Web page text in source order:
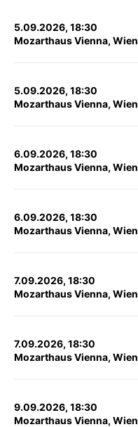
5.09.2026, 18:30
Mozarthaus Vienna, Wien
5.09.2026, 18:30
Mozarthaus Vienna, Wien
6.09.2026, 18:30
Mozarthaus Vienna, Wien
6.09.2026, 18:30
Mozarthaus Vienna, Wien
7.09.2026, 18:30
Mozarthaus Vienna, Wien
7.09.2026, 18:30
Mozarthaus Vienna, Wien
9.09.2026, 18:30
Mozarthaus Vienna, Wien